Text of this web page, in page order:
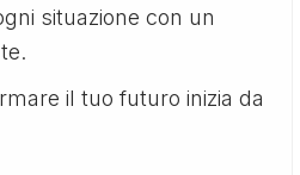
situazione con un
il tuo futuro inizia da